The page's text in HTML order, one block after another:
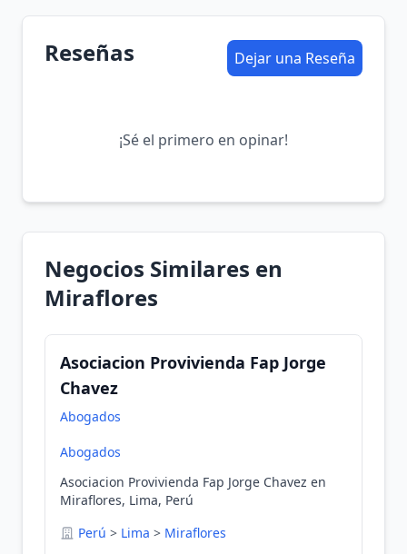
Reseñas Dejar una Reseña
¡Sé el primero en opinar!
Negocios Similares en
Miraflores
Asociacion Provivienda Fap Jorge
Chavez
Abogados
Abogados
Asociacion Provivienda Fap Jorge Chavez en
Miraflores, Lima, Perú
Perú > Lima > Miraflores